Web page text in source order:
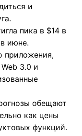
и
пика в $14 в
июне.
приложения,
3.0 и
обещают
как цены
функций.